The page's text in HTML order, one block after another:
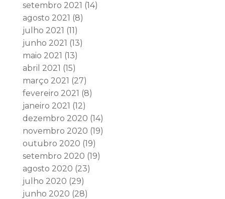
setembro 2021 (14)
agosto 2021 (8)
julho 2021 (11)
junho 2021 (13)
maio 2021 (13)
abril 2021 (15)
março 2021 (27)
fevereiro 2021 (8)
janeiro 2021 (12)
dezembro 2020 (14)
novembro 2020 (19)
outubro 2020 (19)
setembro 2020 (19)
agosto 2020 (23)
julho 2020 (29)
junho 2020 (28)